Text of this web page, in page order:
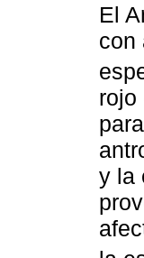
El
con
rojo
y la